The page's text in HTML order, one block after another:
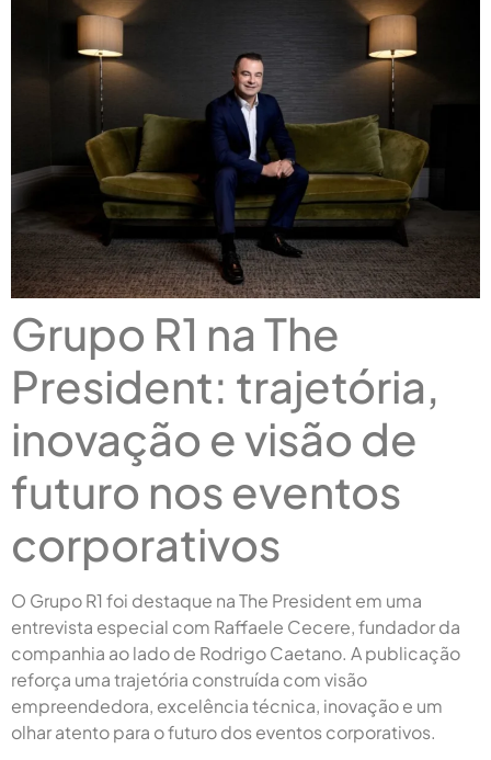
Grupo R1 na The
President: trajetória,
inovação e visão de
futuro nos eventos
corporativos
O Grupo R1 foi destaque na The President em uma
entrevista especial com Raffaele Cecere, fundador da
companhia ao lado de Rodrigo Caetano. A publicação
reforça uma trajetória construída com visão
empreendedora, excelência técnica, inovação e um
olhar atento para o futuro dos eventos corporativos.